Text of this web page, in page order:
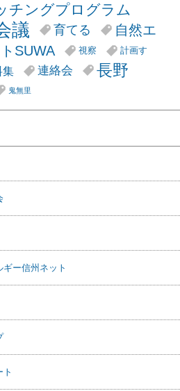
チングプログラム
議 育てる
自然エ
SUWA
視察
計画す
集 連絡会 長野
鬼無里
ギー信州ネット